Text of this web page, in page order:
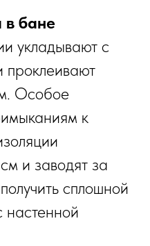
в бане
укладывают с
проклеивают
Особое
к
и заводят за
сплошной
настенной